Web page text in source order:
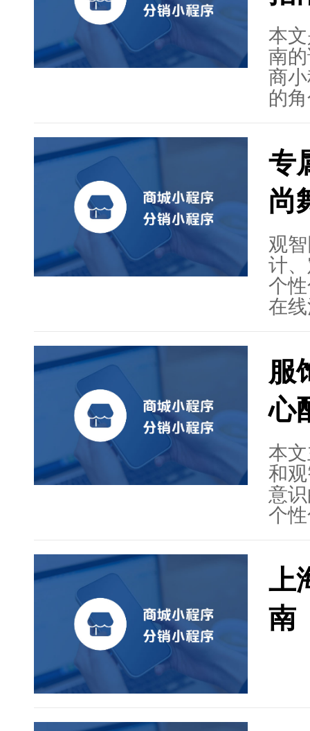
括
务
的
出。
本
南
商
的
与
的
骤
审
观
并
的
持。
专
尚
观
计
个
在
交
性
良
服
心
本
和
意
个
便
业
制
上
南